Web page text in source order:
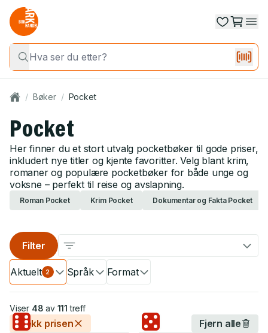
/ Bøker / Pocket
Pocket
Her finner du et stort utvalg pocketbøker til gode priser,
inkludert nye titler og kjente favoritter. Velg blant krim,
romaner og populære pocketbøker for både unge og
voksne – perfekt til reise og avslapning.
Roman Pocket Krim Pocket Dokumentar og Fakta Pocket
Aktuelt 2 Språk Format
Filter
Viser 48 av 111 treff
Sjekk prisen Fjern alle